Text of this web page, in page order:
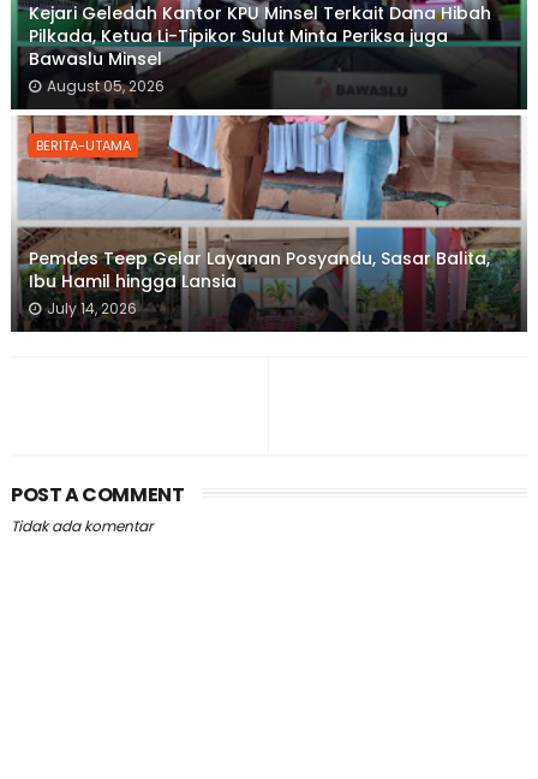
Kejari Geledah Kantor KPU Minsel Terkait Dana Hibah
Pilkada, Ketua Li-Tipikor Sulut Minta Periksa juga
Bawaslu Minsel
August 05, 2026
BERITA-UTAMA
Pemdes Teep Gelar Layanan Posyandu, Sasar Balita,
Ibu Hamil hingga Lansia
July 14, 2026
POST A COMMENT
Tidak ada komentar